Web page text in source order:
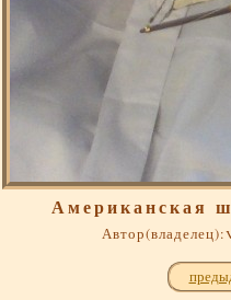
Американская
Автор(владелец):